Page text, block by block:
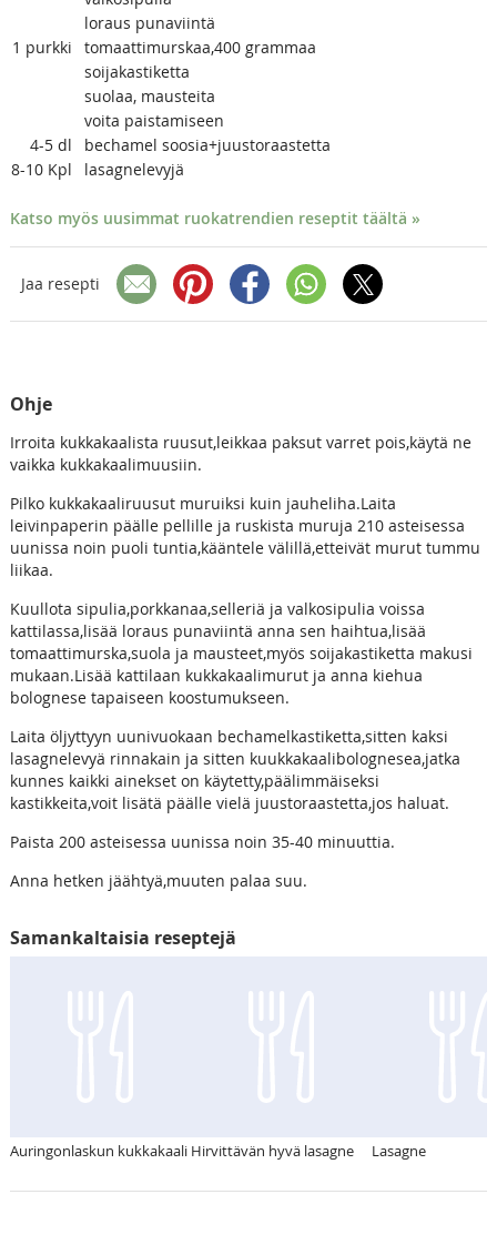
loraus punaviintä
1 purkki
tomaattimurskaa,400 grammaa
soijakastiketta
suolaa, mausteita
voita paistamiseen
4-5 dl
bechamel soosia+juustoraastetta
8-10 Kpl lasagnelevyjä
Katso myös uusimmat ruokatrendien reseptit täältä »
Jaa resepti
Ohje
Irroita kukkakaalista ruusut,leikkaa paksut varret pois,käytä ne
vaikka kukkakaalimuusiin.
Pilko kukkakaaliruusut muruiksi kuin jauheliha.Laita
leivinpaperin päälle pellille ja ruskista muruja 210 asteisessa
uunissa noin puoli tuntia,kääntele välillä,etteivät murut tummu
liikaa.
Kuullota sipulia,porkkanaa,selleriä ja valkosipulia voissa
kattilassa,lisää loraus punaviintä anna sen haihtua,lisää
tomaattimurska,suola ja mausteet,myös soijakastiketta makusi
mukaan.Lisää kattilaan kukkakaalimurut ja anna kiehua
bolognese tapaiseen koostumukseen.
Laita öljyttyyn uunivuokaan bechamelkastiketta,sitten kaksi
lasagnelevyä rinnakain ja sitten kuukkakaalibolognesea,jatka
kunnes kaikki ainekset on käytetty,päälimmäiseksi
kastikkeita,voit lisätä päälle vielä juustoraastetta,jos haluat.
Paista 200 asteisessa uunissa noin 35-40 minuuttia.
Anna hetken jäähtyä,muuten palaa suu.
Samankaltaisia reseptejä
Auringonlaskun kukkakaali Hirvittävän hyvä lasagne Lasagne